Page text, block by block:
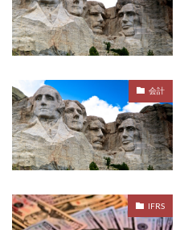
会計
IFRS